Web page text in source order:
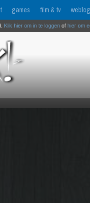
games film & tv weblog
Klik hier om in te loggen of hier om